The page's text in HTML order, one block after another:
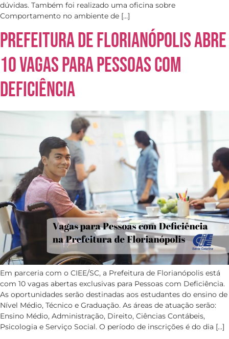
dúvidas. Também foi realizado uma oficina sobre
Comportamento no ambiente de […]
Prefeitura de Florianópolis abre
10 vagas para Pessoas com
Deficiência
Em parceria com o CIEE/SC, a Prefeitura de Florianópolis está
com 10 vagas abertas exclusivas para Pessoas com Deficiência.
As oportunidades serão destinadas aos estudantes do ensino de
Nível Médio, Técnico e Graduação. As áreas de atuação serão:
Ensino Médio, Administração, Direito, Ciências Contábeis,
Psicologia e Serviço Social. O período de inscrições é do dia […]